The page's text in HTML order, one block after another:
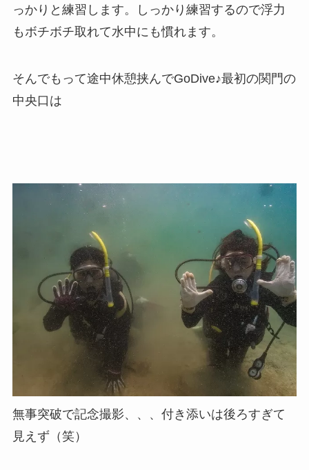
っかりと練習します。しっかり練習するので浮力
もボチボチ取れて水中にも慣れます。
そんでもって途中休憩挟んでGoDive♪最初の関門の
中央口は
無事突破で記念撮影、、、付き添いは後ろすぎて
見えず（笑）